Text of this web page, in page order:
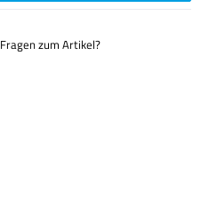
Fragen zum Artikel?